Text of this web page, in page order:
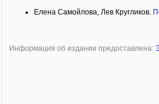
Елена Самойлова, Лев Кругликов.
Информация об издании предоставлена: